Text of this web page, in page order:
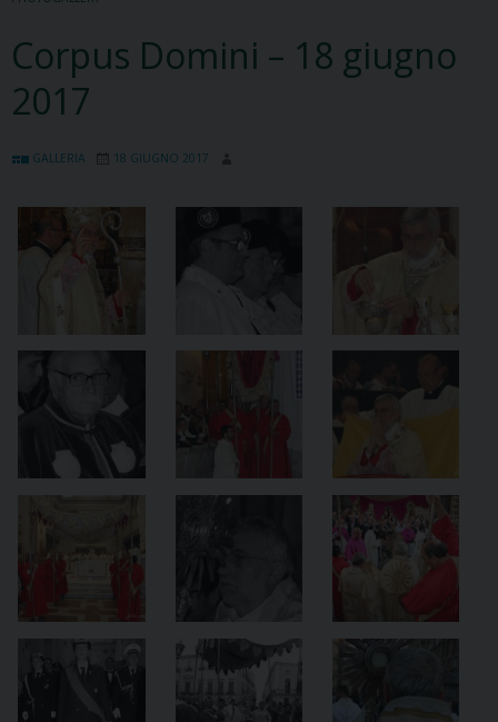
Corpus Domini – 18 giugno
2017
GALLERIA 18 GIUGNO 2017